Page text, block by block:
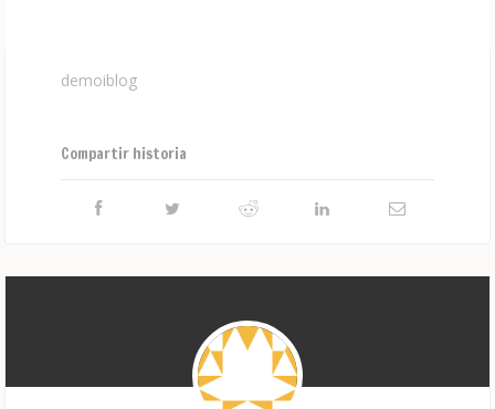
demoiblog
Compartir historia